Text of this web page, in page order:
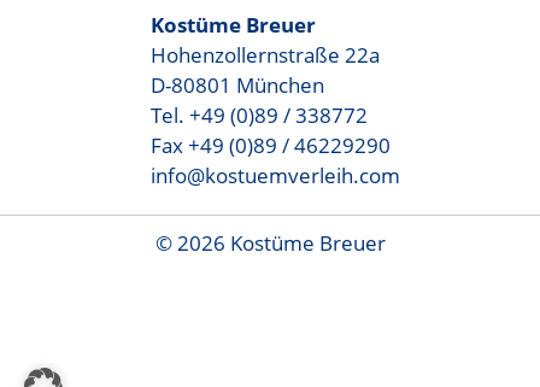
Kostüme Breuer
Hohenzollernstraße 22a
D-80801 München
Tel. +49 (0)89 / 338772
Fax +49 (0)89 / 46229290
info@kostuemverleih.com
© 2026 Kostüme Breuer